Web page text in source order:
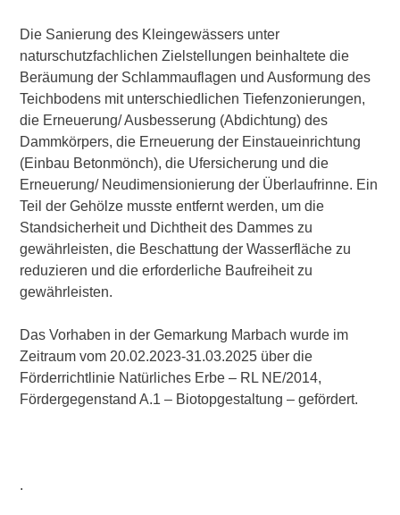
Die Sanierung des Kleingewässers unter
naturschutzfachlichen Zielstellungen beinhaltete die
Beräumung der Schlammauflagen und Ausformung des
Teichbodens mit unterschiedlichen Tiefenzonierungen,
die Erneuerung/ Ausbesserung (Abdichtung) des
Dammkörpers, die Erneuerung der Einstaueinrichtung
(Einbau Betonmönch), die Ufersicherung und die
Erneuerung/ Neudimensionierung der Überlaufrinne. Ein
Teil der Gehölze musste entfernt werden, um die
Standsicherheit und Dichtheit des Dammes zu
gewährleisten, die Beschattung der Wasserfläche zu
reduzieren und die erforderliche Baufreiheit zu
gewährleisten.
Das Vorhaben in der Gemarkung Marbach wurde im
Zeitraum vom 20.02.2023-31.03.2025 über die
Förderrichtlinie Natürliches Erbe – RL NE/2014,
Fördergegenstand A.1 – Biotopgestaltung – gefördert.
.